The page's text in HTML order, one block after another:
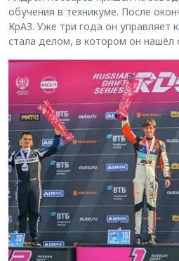
обучения в техникуме. После
КрАЗ. Уже три года он управляет
стала делом, в котором он нашёл